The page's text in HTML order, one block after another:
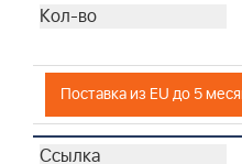
Поставка из EU до 5